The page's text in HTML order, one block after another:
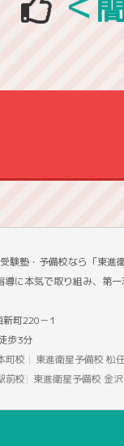
験塾・予備校なら「東進
導に本気で取り組み、第
町220－1
歩3分
町校
東進衛星予備校 松
前校
東進衛星予備校 金